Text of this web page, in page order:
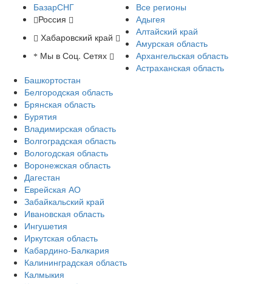
БазарСНГ
Россия
Хабаровский край
Мы в Соц. Сетях
Все регионы
Адыгея
Алтайский край
Амурская область
Архангельская область
Астраханская область
Башкортостан
Белгородская область
Брянская область
Бурятия
Владимирская область
Волгоградская область
Вологодская область
Воронежская область
Дагестан
Еврейская АО
Забайкальский край
Ивановская область
Ингушетия
Иркутская область
Кабардино-Балкария
Калининградская область
Калмыкия